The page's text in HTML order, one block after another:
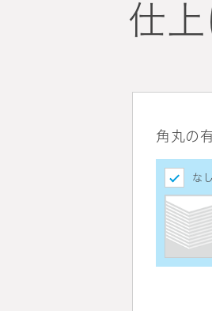
仕
角丸の
なし